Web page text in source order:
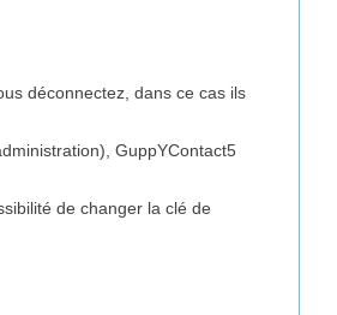
déconnectez, dans ce cas ils
GuppYContact5
de changer la clé de